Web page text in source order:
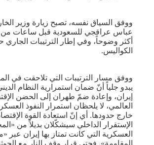
ووفق السياق نفسه، تصبح زيارة وزير
عباس عراقجي للسعودية قبل ساعات
أكثر وضوحاً، وفي إطار الترتيبات الجاري
الكواليس.
ووفق مسار الترتيبات التي تلاحقت في
يبدو جلياً أنّ ضمان استمرارية النظام
إيران، وإعادة ضمّ طهران إلى الحضن
العالمي، لا يلحظان استمرار النفوذ
خارج حدودها. أي إنّ استعادة القوة
الإستقرار الداخلي سيشكّلان بديلاً من
العسكرية التي كانت تمتاز بها إيران عبر
المقاومة». فحتى قرار وقف النار مع